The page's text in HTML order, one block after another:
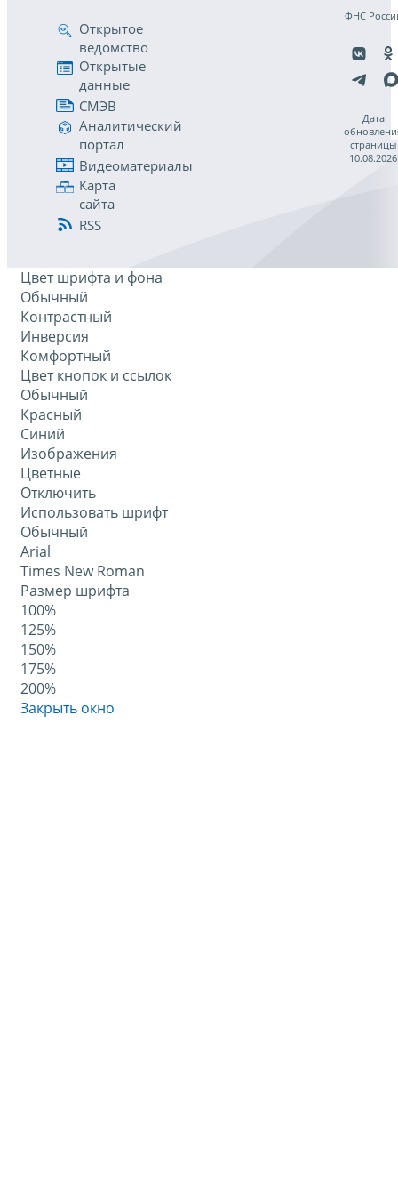
Открытое
ведомство
Открытые
данные
СМЭВ
Аналитический
портал
Видеоматериалы
Карта
сайта
RSS
ФНС
Дата
страницы
10.08.2026
Цвет шрифта и фона
Обычный
Контрастный
Инверсия
Комфортный
Цвет кнопок и ссылок
Обычный
Красный
Синий
Изображения
Цветные
Отключить
Использовать шрифт
Обычный
Arial
Times New Roman
Размер шрифта
100%
125%
150%
175%
200%
Закрыть окно